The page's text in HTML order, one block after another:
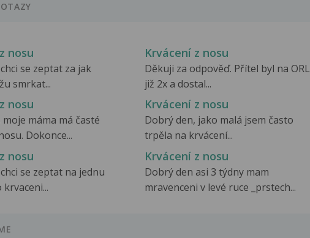
nosu
se zeptat za jak
smrkat...
Krvácení z nosu
Děkuji za odpověď. Přítel byl na ORL
již 2x a dostal...
nosu
máma má časté
Dokonce...
Krvácení z nosu
Dobrý den, jako malá jsem často
trpěla na krvácení...
nosu
se zeptat na jednu
Krvácení z nosu
Dobrý den asi 3 týdny mam
mravenceni v levé ruce _prstech...